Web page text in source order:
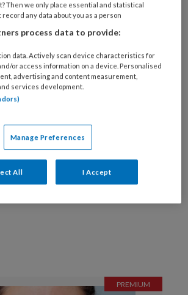
dit artikel lezen?
de mogelijkheden
Al abonnee?
op dit artikel Deel dit artikel
Then we only place essential and statistical
any data about you as a person
process data to provide:
data. Actively scan device characteristics for
or access information on a device. Personalised
advertising and content measurement,
services development.
Manage Preferences
All I Accept